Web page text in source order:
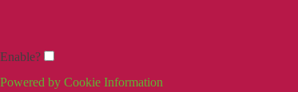
Enable?
Powered by Cookie Information